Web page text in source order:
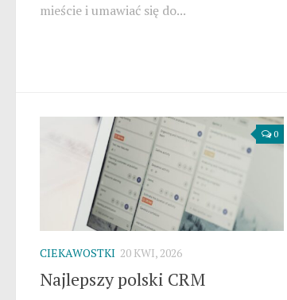
mieście i umawiać się do...
0
CIEKAWOSTKI 20 KWI, 2026
Najlepszy polski CRM